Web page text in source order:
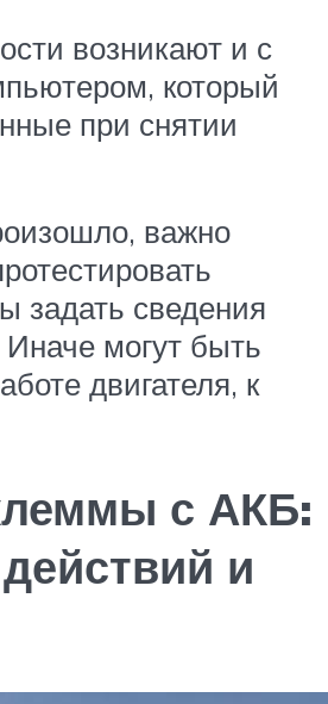
возникают и с
который
при снятии
важно
задать сведения
могут быть
двигателя, к
с АКБ:
и